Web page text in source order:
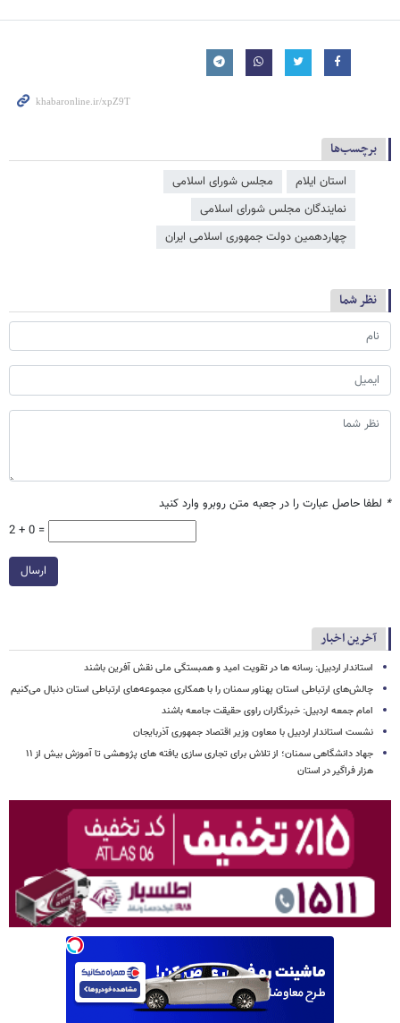
برچسب‌ها
استان ایلام
مجلس شورای اسلامی
نمایندگان مجلس شورای اسلامی
چهاردهمین دولت جمهوری اسلامی ایران
نظر شما
* لطفا حاصل عبارت را در جعبه متن روبرو وارد کنید
2 + 0 =
ارسال
آخرین اخبار
استاندار اردبیل: رسانه ها در تقویت امید و همبستگی ملی نقش‌ آفرین باشند
چالش‌های ارتباطی استان پهناور سمنان را با همکاری مجموعه‌های ارتباطی استان دنبال می‌کنیم
امام جمعه اردبیل: خبرنگاران راوی حقیقت جامعه باشند
نشست استاندار اردبیل با معاون وزیر اقتصاد جمهوری آذربایجان
جهاد دانشگاهی سمنان؛ از تلاش برای تجاری سازی یافته های پژوهشی تا آموزش بیش از ۱۱
هزار فراگیر در استان